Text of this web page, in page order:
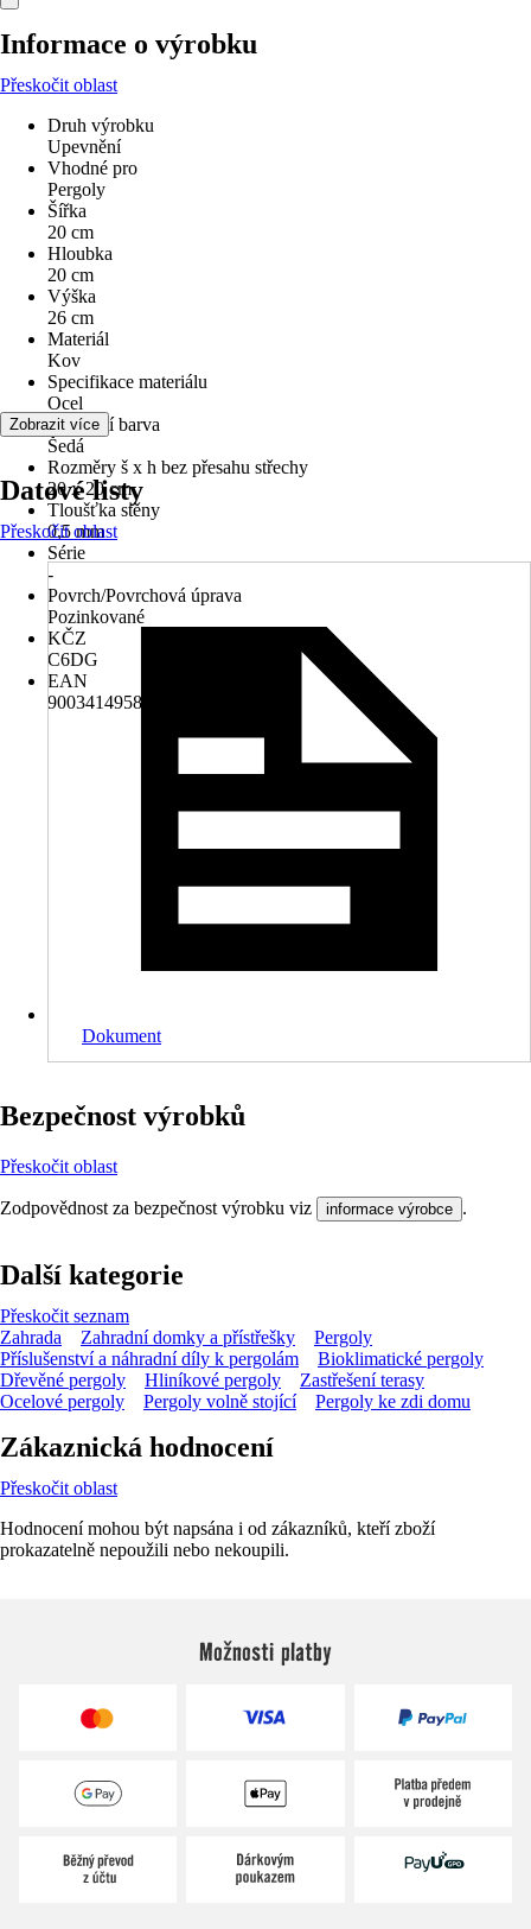
Informace o výrobku
Přeskočit oblast
Druh výrobku
Upevnění
Vhodné pro
Pergoly
Šířka
20 cm
Hloubka
20 cm
Výška
26 cm
Materiál
Kov
Specifikace materiálu
Ocel
Základní barva
Šedá
Rozměry š x h bez přesahu střechy
20 x 20 cm
Tloušťka stěny
0,5 mm
Série
-
Povrch/Povrchová úprava
Pozinkované
KČZ
C6DG
EAN
9003414958111
Zobrazit více
Datové listy
Přeskočit oblast
Dokument
Bezpečnost výrobků
Přeskočit oblast
Zodpovědnost za bezpečnost výrobku viz informace výrobce .
Další kategorie
Přeskočit seznam
Zahrada
Zahradní domky a přístřešky
Pergoly
Příslušenství a náhradní díly k pergolám
Bioklimatické pergoly
Dřevěné pergoly
Hliníkové pergoly
Zastřešení terasy
Ocelové pergoly
Pergoly volně stojící Pergoly ke zdi domu
Zákaznická hodnocení
Přeskočit oblast
Hodnocení mohou být napsána i od zákazníků, kteří zboží
prokazatelně nepoužili nebo nekoupili.
Možnosti platby